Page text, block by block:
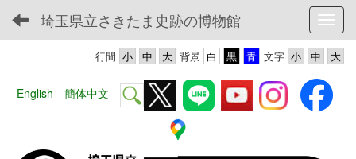
埼玉県立さきたま史跡の博物館
文字
背景
行間
English 簡体中文